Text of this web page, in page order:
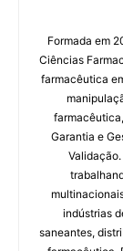
Formada em
Ciências
farmacêutica
Garantia e
indústrias
saneantes,